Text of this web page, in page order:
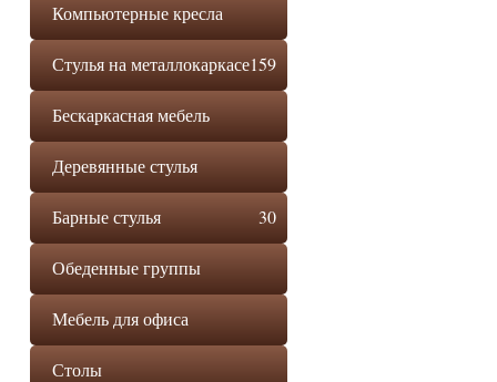
Компьютерные кресла
159
Стулья на металлокаркасе
Бескаркасная мебель
Деревянные стулья
30
Барные стулья
Обеденные группы
Мебель для офиса
Столы